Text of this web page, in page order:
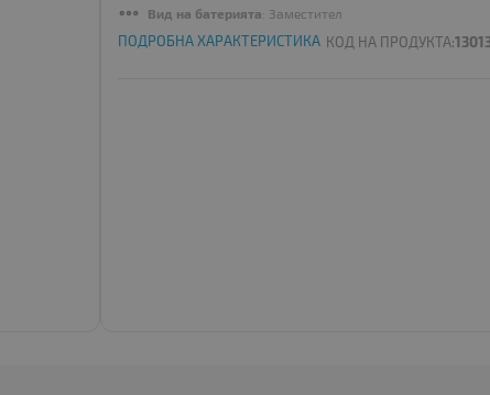
Вид на батерията: Заместител
ПОДРОБНА ХАРАКТЕРИСТИКА КОД НА ПРОДУКТА: